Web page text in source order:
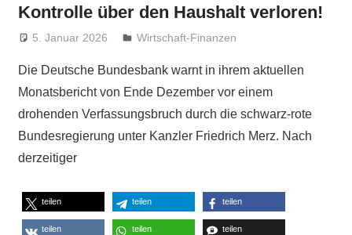
Kontrolle über den Haushalt verloren!
5. Januar 2026 Niki Vogt
Wirtschaft-Finanzen
Die Deutsche Bundesbank warnt in ihrem aktuellen
Monatsbericht von Ende Dezember vor einem
drohenden Verfassungsbruch durch die schwarz-rote
Bundesregierung unter Kanzler Friedrich Merz. Nach
derzeitiger
teilen teilen teilen
teilen teilen teilen